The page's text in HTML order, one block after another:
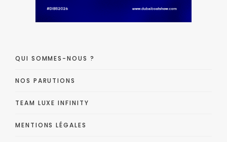
QUI SOMMES-NOUS ?
NOS PARUTIONS
TEAM LUXE INFINITY
MENTIONS LÉGALES